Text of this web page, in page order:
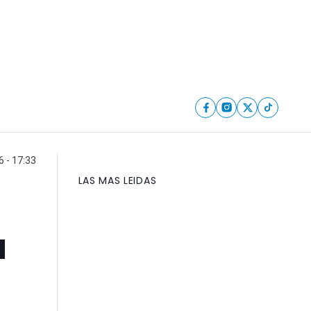
- 17:33
LAS MAS LEIDAS